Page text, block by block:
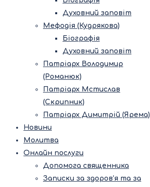
Духовний заповіт
Мефодія (Кудрякова)
Біографія
Духовний заповіт
Патріарх Володимир
(Романюк)
Патріарх Мстислав
(Скрипник)
Патріарх Димитрій (Ярема)
Новини
Молитва
Онлайн послуги
Допомога священника
Записки за здоров’я та за